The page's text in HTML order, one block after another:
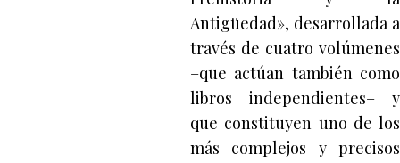
Antigüedad», desarrollada a
través de cuatro volúmenes
–que actúan también como
libros independientes– y
que constituyen uno de los
más complejos y precisos